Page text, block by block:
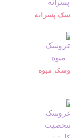
پسرانه
میوه